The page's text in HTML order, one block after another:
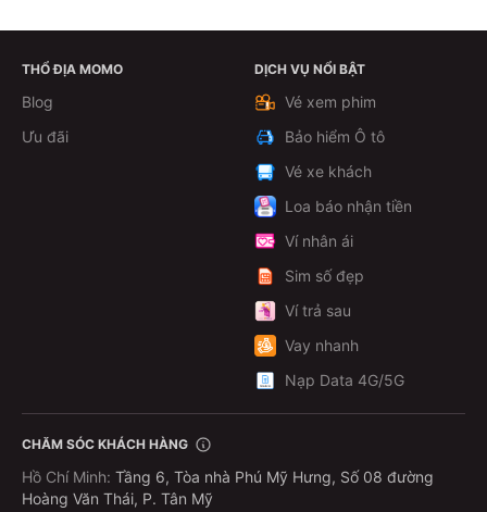
Theo dõi
THỔ ĐỊA MOMO
Blog
Ưu đãi
DỊCH VỤ NỔI BẬT
Vé xem phim
Bảo hiểm Ô tô
Vé xe khách
Loa báo nhận tiền
Ví nhân ái
Sim số đẹp
Ví trả sau
Vay nhanh
Nạp Data 4G/5G
CHĂM SÓC KHÁCH HÀNG
Hồ Chí Minh: Tầng 6, Tòa nhà Phú Mỹ Hưng, Số 08 đường
Hoàng Văn Thái, P. Tân Mỹ